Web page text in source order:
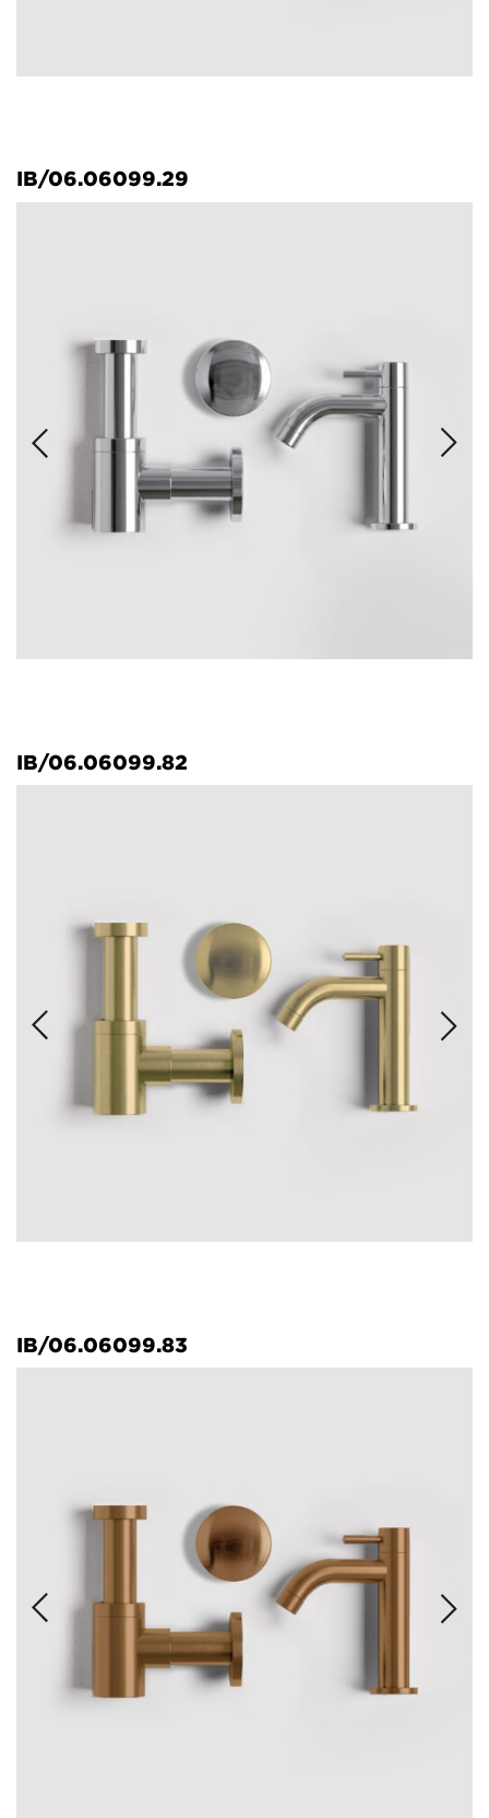
IB/06.06099.29
IB/06.06099.82
IB/06.06099.83